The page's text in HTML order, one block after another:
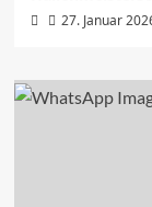
27. Januar